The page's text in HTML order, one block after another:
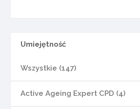
Umiejętność
Wszystkie (147)
Active Ageing Expert CPD (4)